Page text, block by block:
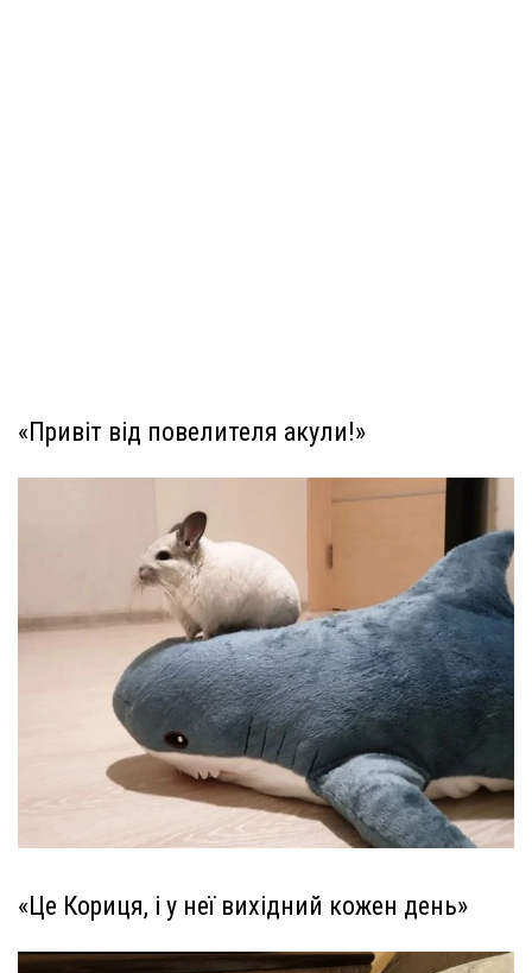
«Привіт від повелителя акули!»
«Це Кориця, і у неї вихідний кожен день»